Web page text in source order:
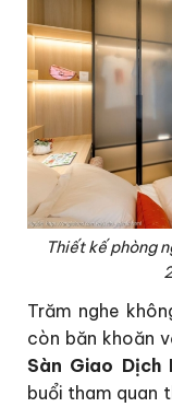
Thiết kế phòng
Trăm nghe
còn băn khoăn
Sàn Giao Dịch
buổi tham quan